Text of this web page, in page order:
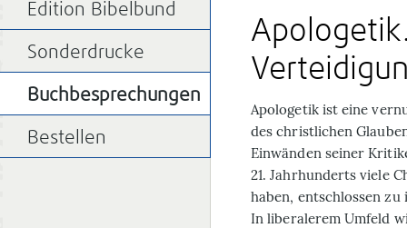
Apologetik ist eine
des christlichen
Einwänden seiner
21. Jahrhunderts viele
haben, entschlossen
In liberalerem Umfeld
Edition Bibelbund
Sonderdrucke
Buchbesprechungen
Bestellen